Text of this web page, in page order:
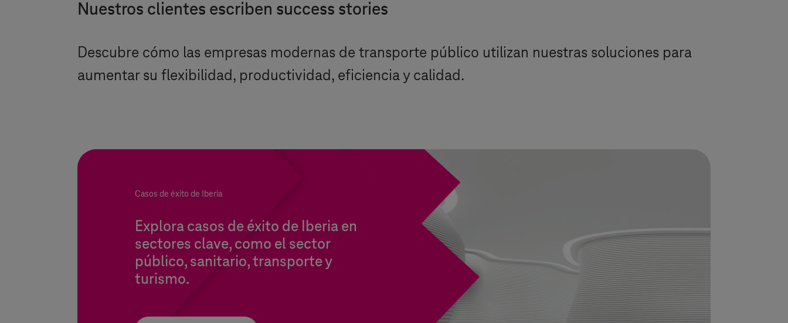
Nuestros clientes escriben success stories
Descubre cómo las empresas modernas de transporte público utilizan nuestras soluciones para
aumentar su flexibilidad, productividad, eficiencia y calidad.
Casos de éxito de Iberia
Explora casos de éxito de Iberia en
sectores clave, como el sector
público, sanitario, transporte y
turismo.